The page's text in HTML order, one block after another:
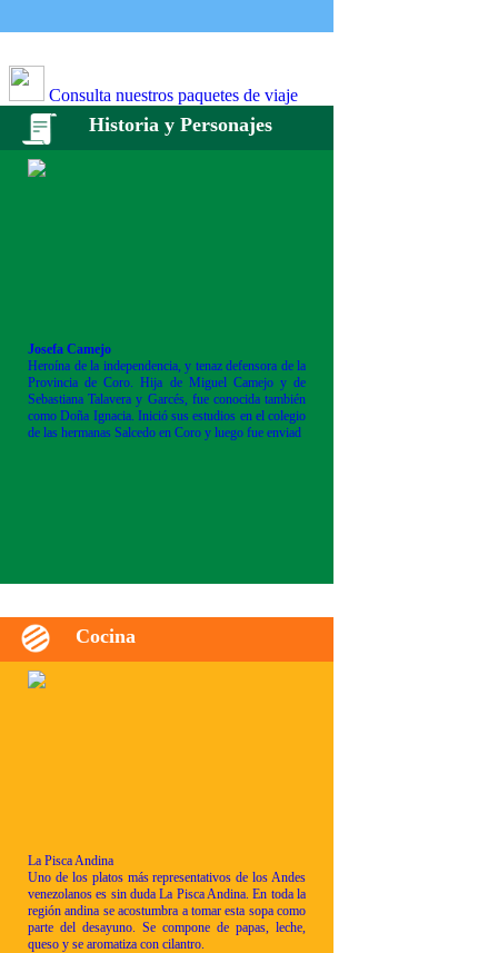
Consulta nuestros paquetes de viaje
Historia y Personajes
Josefa Camejo
Heroína de la independencia, y tenaz defensora de la
Provincia de Coro. Hija de Miguel Camejo y de
Sebastiana Talavera y Garcés, fue conocida también
como Doña Ignacia. Inició sus estudios en el colegio
de las hermanas Salcedo en Coro y luego fue enviad
Cocina
La Pisca Andina
Uno de los platos más representativos de los Andes
venezolanos es sin duda La Pisca Andina. En toda la
región andina se acostumbra a tomar esta sopa como
parte del desayuno. Se compone de papas, leche,
queso y se aromatiza con cilantro.